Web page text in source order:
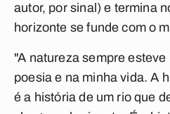
autor, por sinal) e termina
horizonte se funde com o
"A natureza sempre
poesia e na minha vida. A
é a história de um rio que